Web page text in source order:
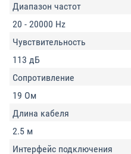
Диапазон частот
20 - 20000 Hz
Чувствительность
113 дБ
Сопротивление
19 Ом
Длина кабеля
2.5 м
Интерфейс подключения